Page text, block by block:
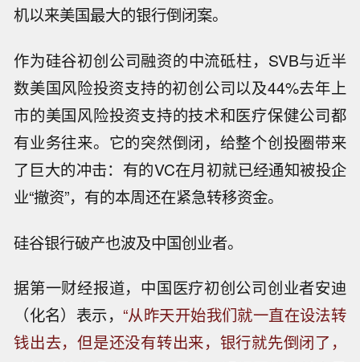
机以来美国最大的银行倒闭案。
作为硅谷初创公司融资的中流砥柱，SVB与近半
数美国风险投资支持的初创公司以及44%去年上
市的美国风险投资支持的技术和医疗保健公司都
有业务往来。它的突然倒闭，给整个创投圈带来
了巨大的冲击：有的VC在月初就已经通知被投企
业“撤资”，有的本周还在紧急转移资金。
硅谷银行破产也波及中国创业者。
据第一财经报道，中国医疗初创公司创业者安迪
（化名）表示， “从昨天开始我们就一直在设法转
钱出去，但是还没有转出来，银行就先倒闭了，